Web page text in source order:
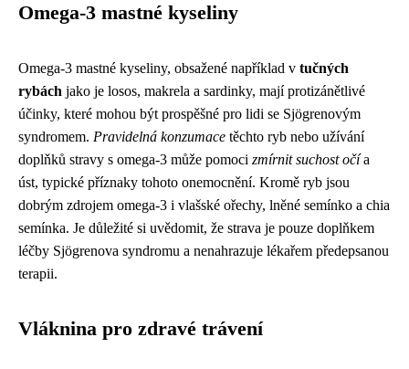
Omega-3 mastné kyseliny
Omega-3 mastné kyseliny, obsažené například v tučných
rybách jako je losos, makrela a sardinky, mají protizánětlivé
účinky, které mohou být prospěšné pro lidi se Sjögrenovým
syndromem. Pravidelná konzumace těchto ryb nebo užívání
doplňků stravy s omega-3 může pomoci zmírnit suchost očía
úst, typické příznaky tohoto onemocnění. Kromě ryb jsou
dobrým zdrojem omega-3 i vlašské ořechy, lněné semínko a chia
semínka. Je důležité si uvědomit, že strava je pouze doplňkem
léčby Sjögrenova syndromu a nenahrazuje lékařem předepsanou
terapii.
Vláknina pro zdravé trávení